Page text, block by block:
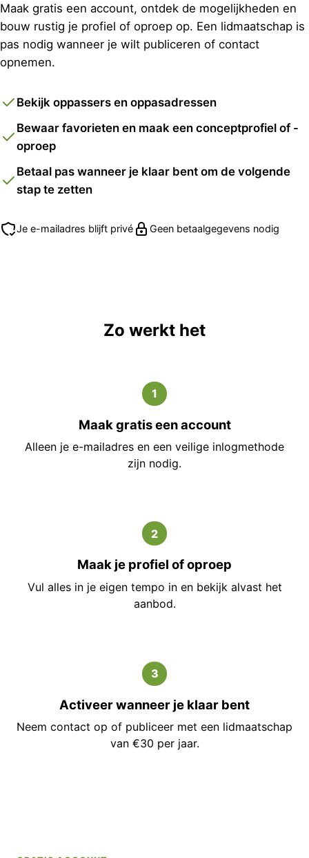
Maak gratis een account, ontdek de mogelijkheden en
bouw rustig je profiel of oproep op. Een lidmaatschap is
pas nodig wanneer je wilt publiceren of contact
opnemen.
Bekijk oppassers en oppasadressen
Bewaar favorieten en maak een conceptprofiel of -
oproep
Betaal pas wanneer je klaar bent om de volgende
stap te zetten
Je e-mailadres blijft privé Geen betaalgegevens nodig
Zo werkt het
1
Maak gratis een account
Alleen je e-mailadres en een veilige inlogmethode
zijn nodig.
2
Maak je profiel of oproep
Vul alles in je eigen tempo in en bekijk alvast het
aanbod.
3
Activeer wanneer je klaar bent
Neem contact op of publiceer met een lidmaatschap
van €30 per jaar.